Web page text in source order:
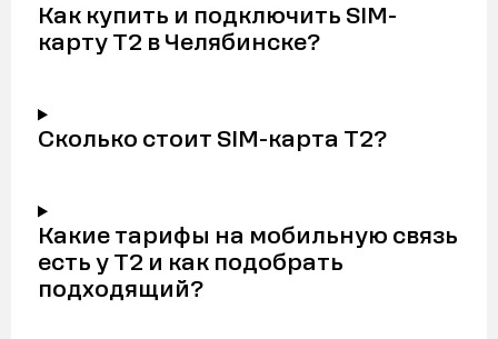
Как купить и подключить SIM-
карту Т2 в Челябинске?
Сколько стоит SIM-карта Т2?
Какие тарифы на мобильную связь
есть у Т2 и как подобрать
подходящий?